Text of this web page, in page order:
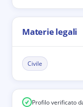
Materie legali
Civile
Profilo verificato